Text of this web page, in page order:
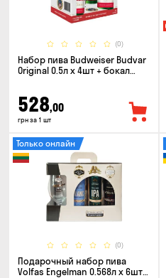
(0)
Набор пива Budweiser Budvar
Original 0.5л х 4шт + бокал
528,00
грн за 1 шт
(0)
Только онлайн
Подарочный набор пива
Volfas Engelman 0.568л x 6шт +